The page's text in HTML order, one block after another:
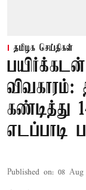
தமிழக செய்திகள்
கண்டித்து
எடப்பாடி
Published on: 08 Aug